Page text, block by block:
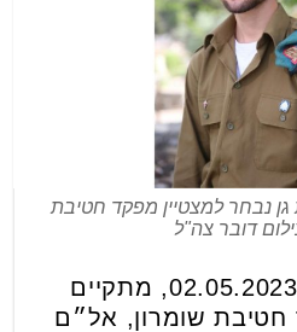
נבחר למצטיין מפקד חטיבת
דובר צה"ל
מחר, יום שלישי ה-02.05.2023, מתקיים
חטיבת שומרון, אל״ם